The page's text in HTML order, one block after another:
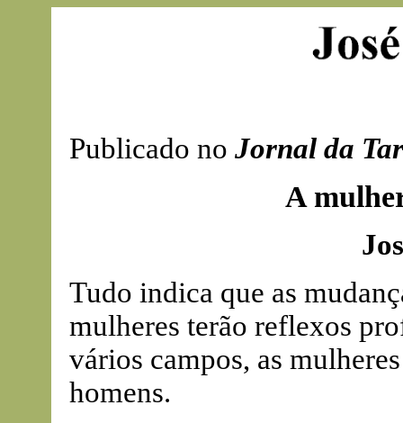
Publicado no Jornal da
A
Tudo indica que as
mulheres terão reflexos
vários campos, as
homens.